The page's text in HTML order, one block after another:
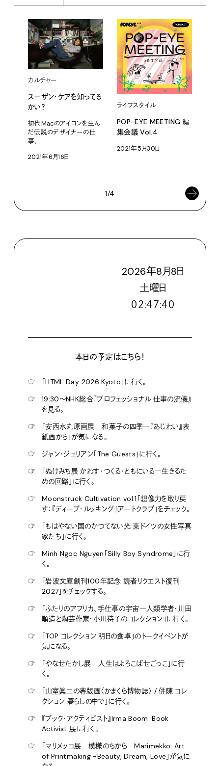
カルチャー
スーザン・ケアを知ってる
かい？
初代Macのアイコンを生ん
だ伝説のデザイナーの仕
事。
2021年6月16日
ライフスタイル
POP-EYE MEETING 編
集会議 Vol.4
2021年5月30日
1/4
2026年8月8日
土曜日
０２:４７:４３
本日の予定はこちら！
☞
「HTML Day 2026 Kyoto」に行く。
☞
19:30〜NHK総合『プロフェッショナル 仕事の流儀』
を見る。
☞
「安西水丸原画展 和菓子の四季―『あじわい』表
紙画から」が気になる。
☞
ジャン・ジュリアン「The Guests」に行く。
☞
「ぬけみち展 かわす・つくる・ともにいる―生きるた
めの回路」に行く。
☞
Moonstruck Cultivation vol.1「想像力を取り戻
す：『ディープ・ルッキング』アートクラブ」をチェック。
☞
「もはやない国のかつてない光 東ドイツの女性写真
家たち」に行く。
☞
Minh Ngoc Nguyen「Silly Boy Syndrome」に行
く。
☞
「岩波文庫創刊100年記念 読者リクエスト復刊
2027」をチェックする。
☞
「ふたりのアフリカ、手仕事の宇宙―人類学者・川田
順造と陶芸作家・小川待子のコレクション」に行く。
☞
「TOP コレクション 明日の食卓」のトークイベントが
気になる。
☞
「やなせたかし展 人生はよろこばせごっこ」に行
く。
☞
「山室眞二の薯版画〈かまくら博物誌〉 / 併陳 コレ
クション 暮らしの中で」に行く。
☞
『ブック・アクティビスト』Irma Boom: Book
Activist 展に行く。
☞
「マリメッコ展 模様のちから Marimekko: Art
of Printmaking -Beauty, Dream, Love」が気に